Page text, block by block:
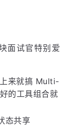
面试官特别爱
来就搞 Multi-
的工具组合就
态共享